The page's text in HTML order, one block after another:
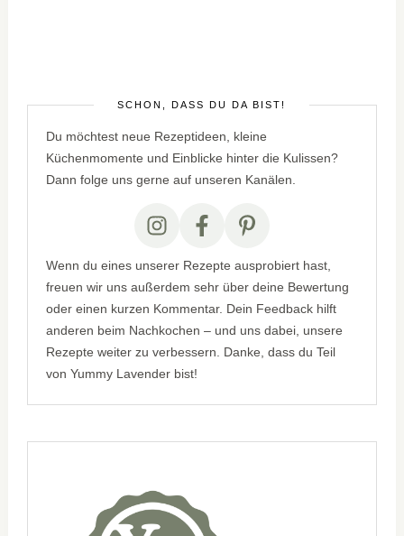
SCHÖN, DASS DU DA BIST!
Du möchtest neue Rezeptideen, kleine
Küchenmomente und Einblicke hinter die Kulissen?
Dann folge uns gerne auf unseren Kanälen.
Wenn du eines unserer Rezepte ausprobiert hast,
freuen wir uns außerdem sehr über deine Bewertung
oder einen kurzen Kommentar. Dein Feedback hilft
anderen beim Nachkochen – und uns dabei, unsere
Rezepte weiter zu verbessern. Danke, dass du Teil
von Yummy Lavender bist!